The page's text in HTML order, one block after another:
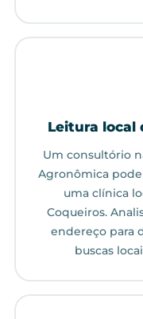
Leitura local
Um consultório
Agronômica
uma clínica
Coqueiros.
endereço para
buscas